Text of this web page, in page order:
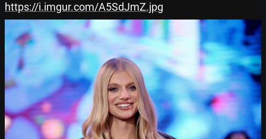
https://i.imgur.com/A5SdJmZ.jpg